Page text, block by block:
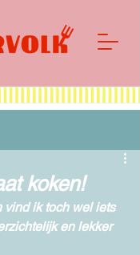
koken!
vind ik toch wel iets
en lekker